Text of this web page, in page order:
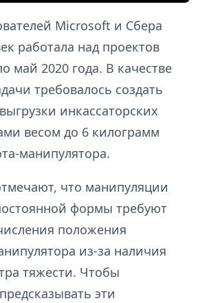
Microsoft и Сбера
работала над проектов
май 2020 года. В качестве
требовалось создать
инкассаторских
весом до 6 килограмм
манипулятора.
что манипуляции
формы требуют
положения
из-за наличия
тяжести. Чтобы
эти